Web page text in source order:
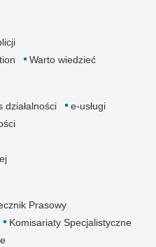
Warto wiedzieć
działalności
e-usługi
Prasowy
Komisariaty Specjalistyczne